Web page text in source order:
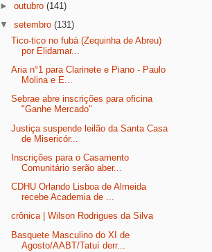
►outubro(141)
▼setembro(131)
Tico-tico no fubá (Zequinha de Abreu)
por Elidamar...
Aria n°1 para Clarinete e Piano - Paulo
Molina e E...
Sebrae abre inscrições para oficina
"Ganhe Mercado"
Justiça suspende leilão da Santa Casa
de Misericór...
Inscrições para o Casamento
Comunitário serão aber...
CDHU Orlando Lisboa de Almeida
recebe Academia de ...
crônica | Wilson Rodrigues da Silva
Basquete Masculino do XI de
Agosto/AABT/Tatuí derr...